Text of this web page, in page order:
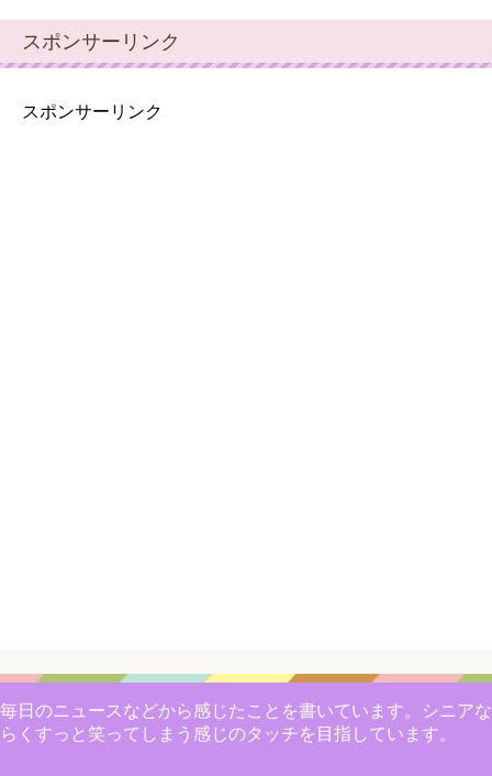
スポンサーリンク
スポンサーリンク
毎日のニュースなどから感じたことを書いています。シニアな
らくすっと笑ってしまう感じのタッチを目指しています。